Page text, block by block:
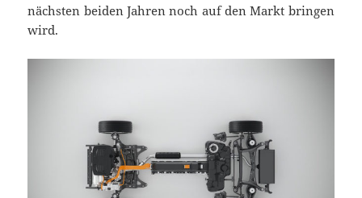
nächsten beiden Jahren noch auf den Markt bringen
wird.